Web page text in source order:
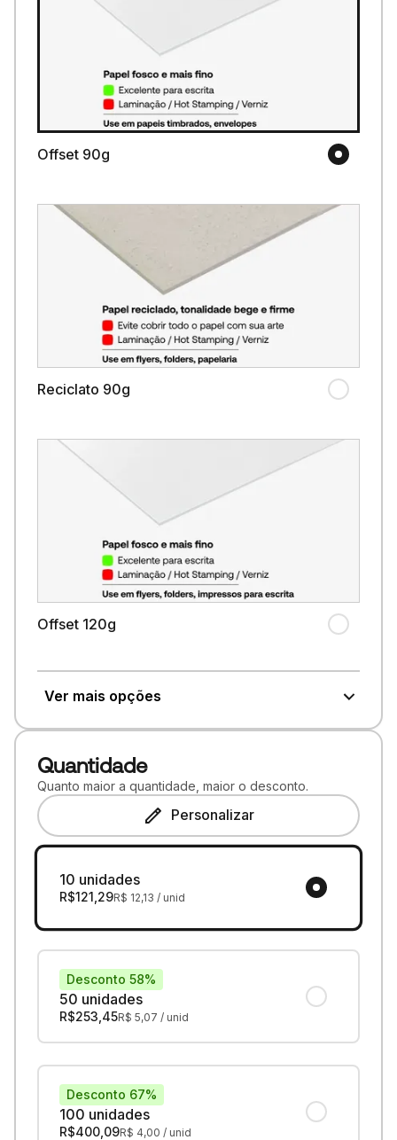
Offset 90g
Reciclato 90g
Offset 120g
Ver mais opções
Quantidade
Quanto maior a quantidade, maior o desconto.
Personalizar
10 unidades
R$121,29R$ 12,13 / unid
50 unidades
Desconto 58%
R$253,45R$5,07 / unid
100 unidades
Desconto 67%
R$400,09R$ 4,00 / unid